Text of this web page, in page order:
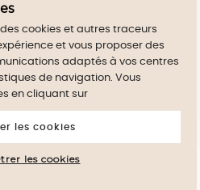
utiles
Reviews Company,
cookies et autres traceurs
et vous proposer des
adaptés à vos centres
de navigation. Vous
en cliquant sur
les cookies
les cookies